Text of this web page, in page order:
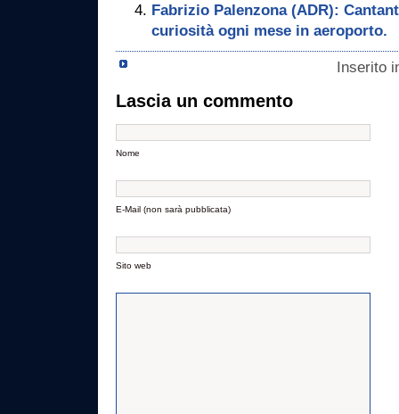
Fabrizio Palenzona (ADR):
curiosità ogni mese in aeroporto.
Inserito
Lascia un commento
Nome
E-Mail (non sarà pubblicata)
Sito web